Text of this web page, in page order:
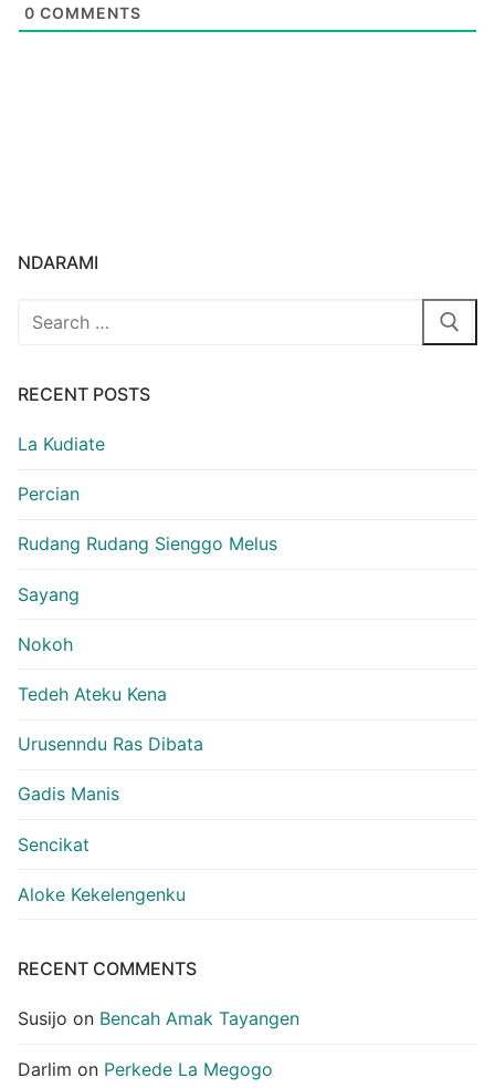
0 COMMENTS
NDARAMI
Search
RECENT POSTS
La Kudiate
Percian
Rudang Rudang Sienggo Melus
Sayang
Nokoh
Tedeh Ateku Kena
Urusenndu Ras Dibata
Gadis Manis
Sencikat
Aloke Kekelengenku
RECENT COMMENTS
Susijo on Bencah Amak Tayangen
Darlim on Perkede La Megogo